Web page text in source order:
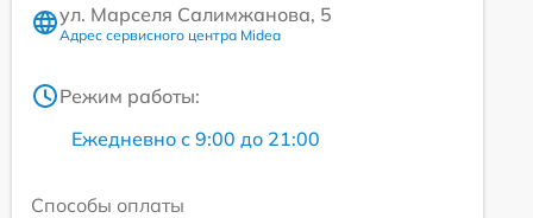
ул. Марселя Салимжанова, 5
Адрес сервисного центра Midea
Режим работы:
Ежедневно с 9:00 до 21:00
Способы оплаты